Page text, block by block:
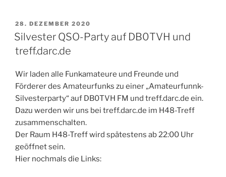
VERÖFFENTLICHT
AM
28. DEZEMBER 2020
Silvester QSO-Party auf DB0TVH und
treff.darc.de
Wir laden alle Funkamateure und Freunde und
Förderer des Amateurfunks zu einer „Amateurfunnk-
Silvesterparty“ auf DB0TVH FM und treff.darc.de ein.
Dazu werden wir uns bei treff.darc.de im H48-Treff
zusammenschalten.
Der Raum H48-Treff wird spätestens ab 22:00 Uhr
geöffnet sein.
Hier nochmals die Links: